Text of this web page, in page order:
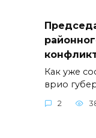
Как уже
врио
2